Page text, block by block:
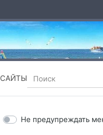
САЙТЫ
Не предупреждать